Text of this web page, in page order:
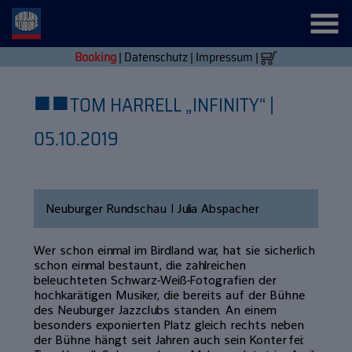
Booking| Datenschutz| Impressum |
■■TOM HARRELL „INFINITY“ |
05.10.2019
Neuburger Rundschau | Julia Abspacher
Wer schon einmal im Birdland war, hat sie sicherlich
schon einmal bestaunt, die zahlreichen
beleuchteten Schwarz-Weiß-Fotografien der
hochkarätigen Musiker, die bereits auf der Bühne
des Neuburger Jazzclubs standen. An einem
besonders exponierten Platz gleich rechts neben
der Bühne hängt seit Jahren auch sein Konterfei: